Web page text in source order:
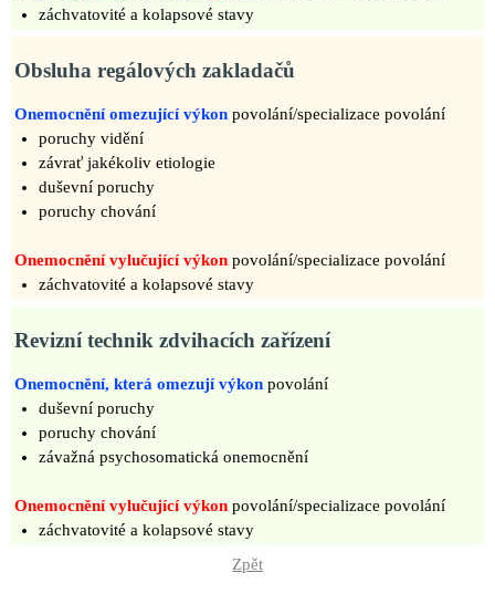
záchvatovité a kolapsové stavy
Obsluha regálových zakladačů
Onemocnění omezující výkon povolání/specializace povolání
poruchy vidění
závrať jakékoliv etiologie
duševní poruchy
poruchy chování
Onemocnění vylučující výkon povolání/specializace povolání
záchvatovité a kolapsové stavy
Revizní technik zdvihacích zařízení
Onemocnění, která omezují výkon povolání
duševní poruchy
poruchy chování
závažná psychosomatická onemocnění
Onemocnění vylučující výkon povolání/specializace povolání
záchvatovité a kolapsové stavy
Zpět